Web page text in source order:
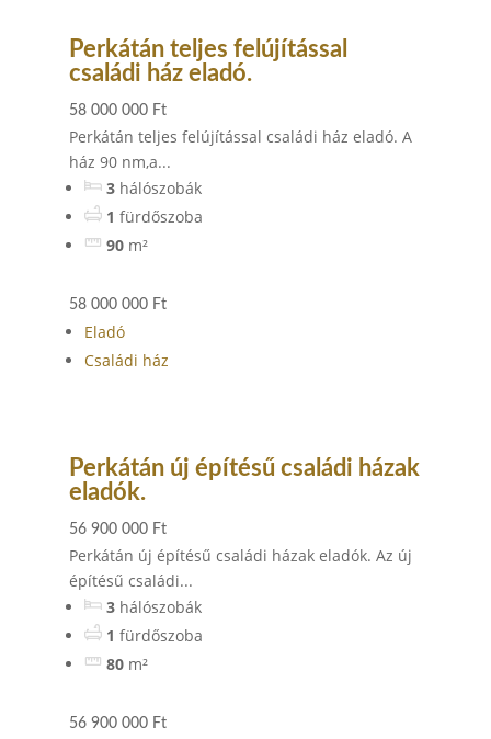
Perkátán teljes felújítással
családi ház eladó.
58 000 000 Ft
Perkátán teljes felújítással családi ház eladó. A
ház 90 nm,a...
3 hálószobák
1 fürdőszoba
90 m²
58 000 000 Ft
Eladó
Családi ház
Perkátán új építésű családi házak
eladók.
56 900 000 Ft
Perkátán új építésű családi házak eladók. Az új
építésű családi...
3 hálószobák
1 fürdőszoba
80 m²
56 900 000 Ft